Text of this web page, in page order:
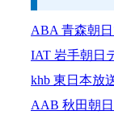
ABA 青森朝
IAT 岩手朝日
khb 東日本放
AAB 秋田朝